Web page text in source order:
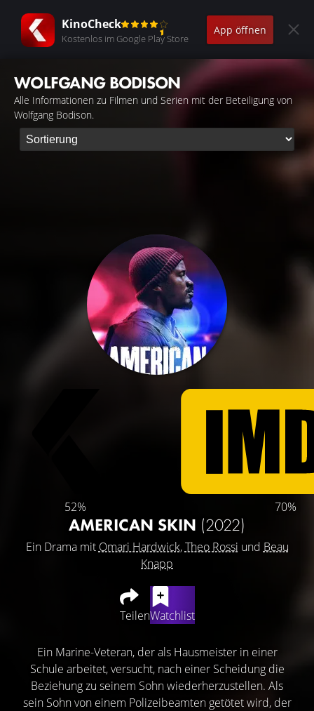
KinoCheck
Kostenlos im Google Play Store
App öffnen
WOLFGANG BODISON
Alle Informationen zu Filmen und Serien mit der Beteiligung von
Wolfgang Bodison.
52% 70%
AMERICAN SKIN (2022)
Ein Drama mit Omari Hardwick,Theo Rossi und Beau
Knapp
TeilenWatchlist
Ein Marine-Veteran, der als Hausmeister in einer
Schule arbeitet, versucht, nach einer Scheidung die
Beziehung zu seinem Sohn wiederherzustellen. Als
sein Sohn von einem Polizeibeamten getötet wird, der